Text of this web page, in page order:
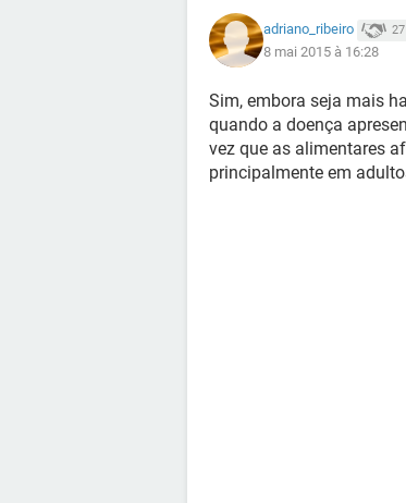
adriano_ribeiro 27
8 mai 2015 à 16:28
Sim, embora seja mais
quando a doença
vez que as alimentares
principalmente em